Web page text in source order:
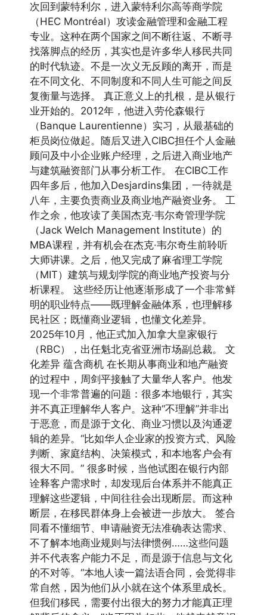
次回到蒙特利尔，进入蒙特利尔高等商学院
（HEC Montréal）攻读金融管理和金融工程
专业。这种在两个国家之间不断往返、不断寻
找落脚点的经历，其实也是许多华人移民共同
的时代轨迹。不是一次义无反顾的离开，而是
在不同文化、不同制度和不同人生可能之间反
复衡量与选择。 真正意义上的扎根，是从银行
业开始的。2012年，他进入劳伦森银行
（Banque Laurentienne）实习，从最基础的
柜员岗位做起。随后又进入CIBC担任个人金融
顾问及中小企业账户经理，之后进入商业地产
与建筑融资部门从事分析工作。 在CIBC工作
四年多后，他加入Desjardins集团，一待就是
八年，主要负责商业及商业地产融资业务。 工
作之余，他攻读了美国杰克·韦尔奇管理学院
（Jack Welch Management Institute）的
MBA课程，并有机会在杰克·韦尔奇生前聆听
大师讲课。之后，他又完成了麻省理工学院
（MIT）建筑与规划学院的商业地产投资与分
析课程。 这些经历让他逐渐形成了一个非常鲜
明的职业特点——既理解金融体系，也理解移
民社区；既懂商业逻辑，也懂文化差异。
2025年10月，他正式加入加拿大皇家银行
（RBC），出任魁北克省亚洲市场副总裁。 文
化差异 蕴含商机 在长期从事商业和地产融资
的过程中，周剑平接触了大量华人客户。他发
现一个非常普遍的问题：很多本地银行，其实
并不真正理解华人客户。这种“不理解”并非出
于恶意，而是源于文化、商业习惯以及沟通逻
辑的差异。“比如华人企业家的投资方式、风险
判断、家庭结构、决策模式，和本地客户会有
很大不同。” 很多时候，当他试图在银行内部
诠释客户需求时，却发现后台体系并不能真正
理解这些逻辑，中间往往会出现断层。而这种
断层，在移民群体身上会被进一步放大。 签合
同看不懂细节、申请融资无法准确表达需求、
不了解本地商业规则与法律惯例……这些问题
并不代表客户能力不足，而是源于信息与文化
的不对等。“本地人读一篇法语合同，会觉得非
常自然，因为他们从小就在这个体系里成长。
但我们移民，需要付出很大的努力才能真正理